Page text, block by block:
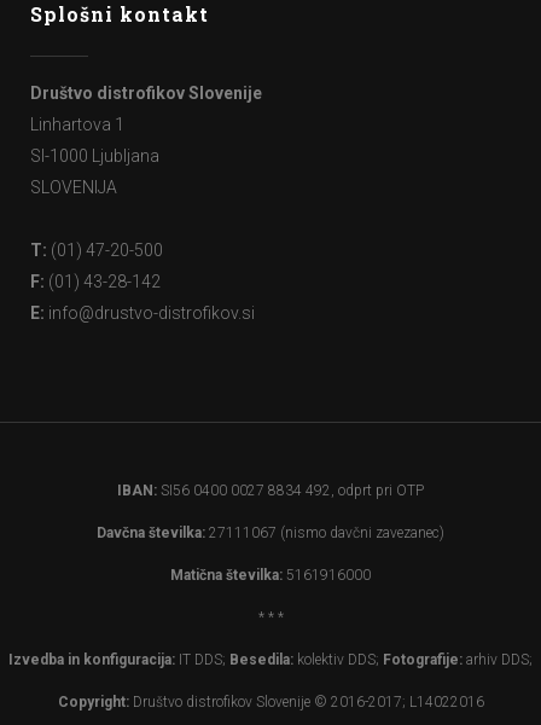
Splošni kontakt
Društvo distrofikov Slovenije
Linhartova 1
SI-1000 Ljubljana
SLOVENIJA
T: (01) 47-20-500
F: (01) 43-28-142
E: info@drustvo-distrofikov.si
IBAN: SI56 0400 0027 8834 492, odprt pri OTP
Davčna številka: 27111067 (nismo davčni zavezanec)
Matična številka: 5161916000
* * *
Izvedba in konfiguracija: IT DDS; Besedila: kolektiv DDS; Fotografije: arhiv DDS;
Copyright:Društvo distrofikov Slovenije © 2016-2017; L14022016